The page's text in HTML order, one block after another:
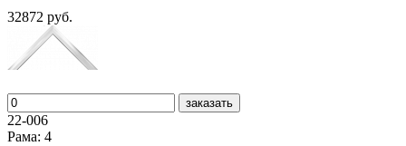
32872 руб.
заказать
22-006
Рама: 4